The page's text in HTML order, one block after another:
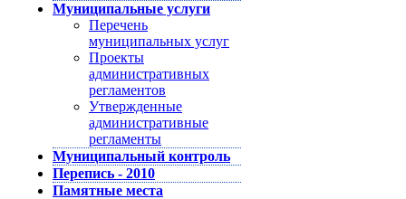
Муниципальные услуги
Перечень
муниципальных услуг
Проекты
административных
регламентов
Утвержденные
административные
регламенты
Муниципальный контроль
Перепись - 2010
Памятные места